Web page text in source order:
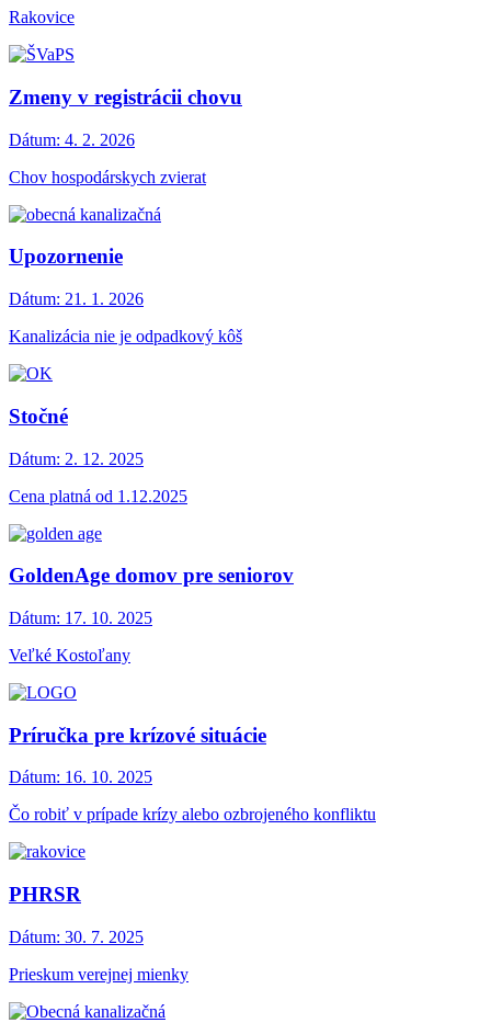
Rakovice
Zmeny v registrácii chovu
Dátum: 4. 2. 2026
Chov hospodárskych zvierat
Upozornenie
Dátum: 21. 1. 2026
Kanalizácia nie je odpadkový kôš
Stočné
Dátum: 2. 12. 2025
Cena platná od 1.12.2025
GoldenAge domov pre seniorov
Dátum: 17. 10. 2025
Veľké Kostoľany
Príručka pre krízové situácie
Dátum: 16. 10. 2025
Čo robiť v prípade krízy alebo ozbrojeného konfliktu
PHRSR
Dátum: 30. 7. 2025
Prieskum verejnej mienky